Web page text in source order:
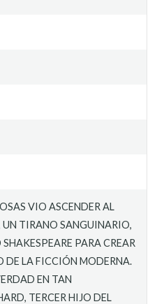
VIO ASCENDER AL
TIRANO SANGUINARIO,
PARA CREAR
DE LA FICCIÓN MODERNA.
EN TAN
TERCER HIJO DEL